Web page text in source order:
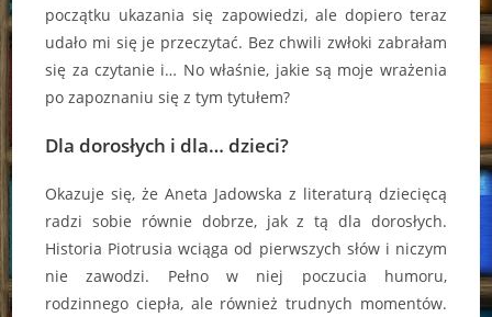
początku ukazania się zapowiedzi, ale dopiero teraz
udało mi się je przeczytać. Bez chwili zwłoki zabrałam
się za czytanie i… No właśnie, jakie są moje wrażenia
po zapoznaniu się z tym tytułem?
Dla dorosłych i dla… dzieci?
Okazuje się, że Aneta Jadowska z literaturą dziecięcą
radzi sobie równie dobrze, jak z tą dla dorosłych.
Historia Piotrusia wciąga od pierwszych słów i niczym
nie zawodzi. Pełno w niej poczucia humoru,
rodzinnego ciepła, ale również trudnych momentów.